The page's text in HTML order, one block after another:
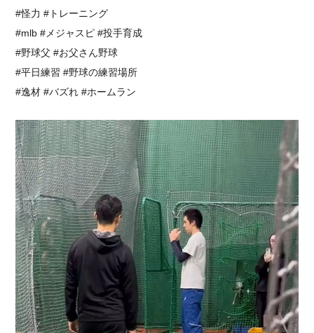
#怪力 #トレーニング
#mlb #メジャスピ #投手育成
#野球父 #お父さん野球
#平日練習 #野球の練習場所
#逸材 #バズれ #ホームラン